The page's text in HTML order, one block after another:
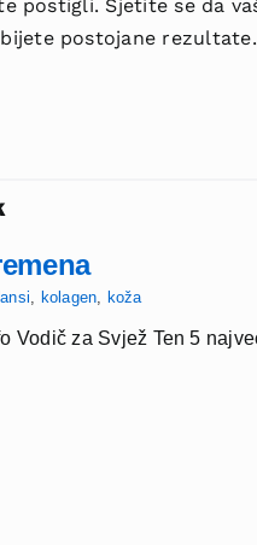
postigli. Sjetite se da
postojane
, kolagen, koža
Vodič za Svjež Ten 5